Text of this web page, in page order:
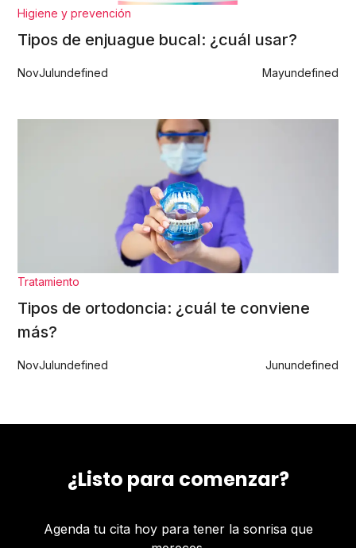
Higiene y prevención
Tipos de enjuague bucal: ¿cuál usar?
NovJulundefined Mayundefined
Tratamiento
Tipos de ortodoncia: ¿cuál te conviene
más?
NovJulundefined Junundefined
¿Listo para comenzar?
Agenda tu cita hoy para tener la sonrisa que